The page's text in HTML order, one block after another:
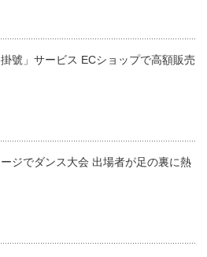
號」サービス ECショップで高額販売
ジでダンス大会 出場者が足の裏に熱